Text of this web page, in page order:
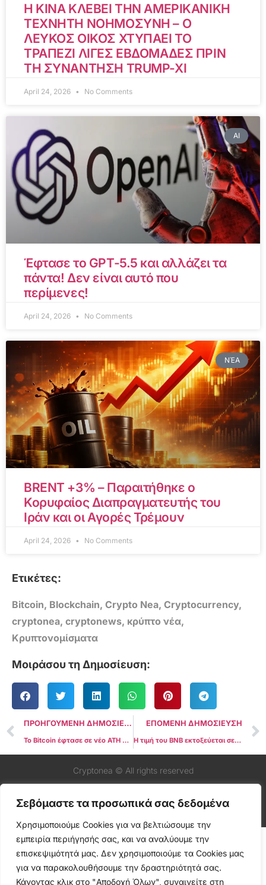
Σεβόμαστε τα προσωπικά σας δεδομένα
Χρησιμοποιούμε Cookies για να βελτιώσουμε την
εμπειρία περιήγησής σας, και να αναλύουμε την
επισκεψιμότητά μας. Δεν χρησιμοποιούμε τα Cookies μας
για να παρακολουθήσουμε την δραστηριότητά σας.
Κάνοντας κλικ στο "Αποδοχή Όλων", συναινείτε στη
Η ΚΙΝΑ ΚΛΕΒΕΙ ΤΗΝ ΑΜΕΡΙΚΑΝΙΚΗ
ΤΕΧΝΗΤΗ ΝΟΗΜΟΣΥΝΗ – Ο
ΛΕΥΚΟΣ ΟΙΚΟΣ ΧΤΥΠΑΕΙ ΤΟ
ΤΡΑΠΕΖΙ ΛΙΓΕΣ ΕΒΔΟΜΑΔΕΣ ΠΡΙΝ
ΤΗ ΣΥΝΑΝΤΗΣΗ TRUMP-XI
April 24, 2026 No Comments
AI
Έφτασε το GPT-5.5 και αλλάζει τα
πάντα! Δεν είναι αυτό που
περίμενες!
April 24, 2026 No Comments
ΝΈΑ
BRENT +3% – Παραιτήθηκε ο
Κορυφαίος Διαπραγματευτής του
Ιράν και οι Αγορές Τρέμουν
April 24, 2026 No Comments
Ετικέτες:
Bitcoin, Blockchain, Crypto Nea, Cryptocurrency,
cryptonea, cryptonews, κρύπτο νέα,
Κρυπτονομίσματα
Μοιράσου τη Δημοσίευση:
ΠΡΟΗΓΟΥΜΕΝΗ ΔΗΜΟΣΙΕΥΣΗ
Το Bitcoin έφτασε σε νέο ATH στα $70.000 εν μέσω ισχυρών δεδομένων θέσεων εργασίας στις ΗΠΑ που επηρεάζουν την αξία του δολαρίου
ΕΠΟΜΕΝΗ ΔΗΜΟΣΙΕΥΣΗ
Η τιμή του BNB εκτοξεύεται σε υψηλό 2 ετών: Αποκαλύπτοντας τα μυστικά πίσω από το ανοδικό κύμα!
Cryptonea © All rights reserved